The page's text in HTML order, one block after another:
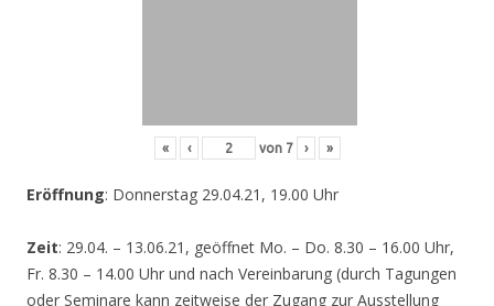
« ‹ von 7 › »
Eröffnung: Donnerstag 29.04.21, 19.00 Uhr
Zeit: 29.04. – 13.06.21, geöffnet Mo. – Do. 8.30 – 16.00 Uhr,
Fr. 8.30 – 14.00 Uhr und nach Vereinbarung (durch Tagungen
oder Seminare kann zeitweise der Zugang zur Ausstellung